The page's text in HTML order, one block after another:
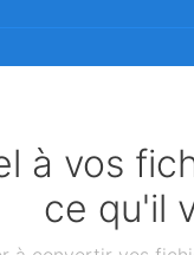
à vos
ce qu'il